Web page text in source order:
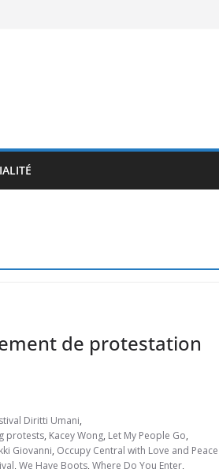
de protestation
Diritti Umani,
protests, Kacey Wong, Let My People Go,
Giovanni, Occupy Central with Love and Peace
, We Have Boots, Where Do You Enter,